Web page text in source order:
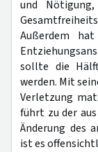
und
Außerdem
sollte die
werden. Mit
Verletzung
führt zu der
Änderung des
ist es